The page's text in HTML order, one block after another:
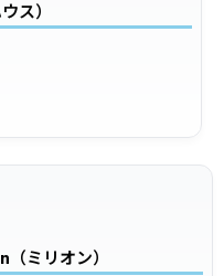
ス）
ミリオン）